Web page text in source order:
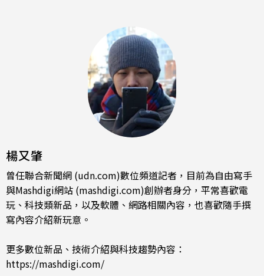
楊又肇
曾任聯合新聞網 (udn.com)數位頻道記者，目前為自由寫手
與Mashdigi網站 (mashdigi.com)創辦者身分，平常喜歡電
玩、科技類新品，以及軟體、網路相關內容，也喜歡隨手撰
寫內容介紹新玩意。
更多數位新品、技術介紹與科技趨勢內容：
https://mashdigi.com/